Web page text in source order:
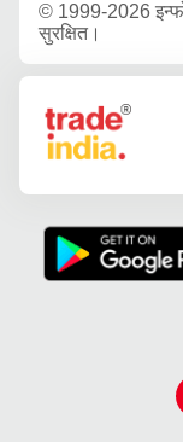
© 1999-2026
सुरक्षित।